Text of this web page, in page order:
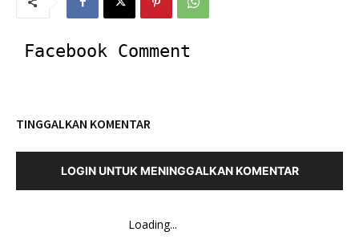
Facebook Comment
TINGGALKAN KOMENTAR
LOGIN UNTUK MENINGGALKAN KOMENTAR
Loading...